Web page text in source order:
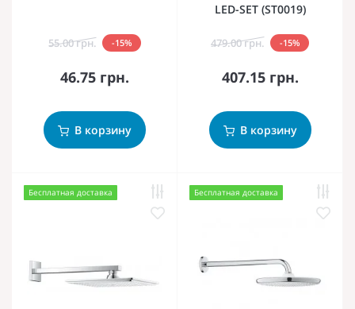
55.00 грн. -15%
46.75 грн.
В корзину
LED-SET (ST0019)
479.00 грн. -15%
407.15 грн.
В корзину
Бесплатная доставка Бесплатная доставка